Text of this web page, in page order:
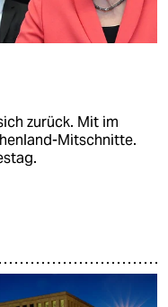
zurück. Mit im
Mitschnitte.